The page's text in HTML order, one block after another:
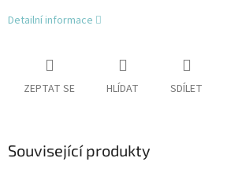
Detailní informace
ZEPTAT SE HLÍDAT SDÍLET
Související produkty